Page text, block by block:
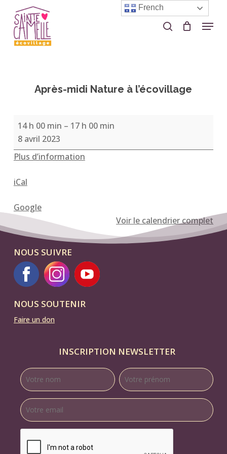
main
content
search Menu
Après-midi Nature à l’écovillage
Après-
midi
Nature
à
14 h 00 min – 17 h 00 min
8 avril 2023
Plus d’information
iCal
Google
Voir le calendrier complet
NOUS SUIVRE
NOUS SOUTENIR
Faire un don
INSCRIPTION NEWSLETTER
Close
French